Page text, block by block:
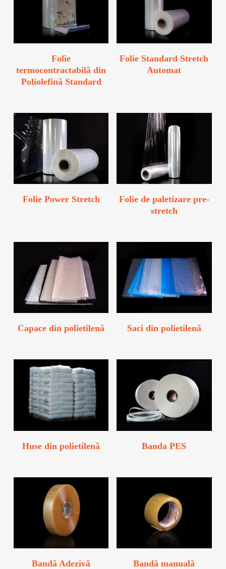
Folie
termocontractabilă din
Poliolefină Standard
Folie Standard Stretch
Automat
Folie Power Stretch
Folie de paletizare pre-
stretch
Capace din polietilenă Saci din polietilenă
Huse din polietilenă Banda PES
Bandă Adezivă
Bandă manuală